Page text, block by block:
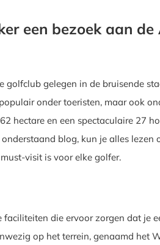
een bezoek aan
gelegen in de bruisende
onder toeristen, maar ook
hectare en een spectaculaire 27
blog, kun je alles lezen
visit is voor elke golfer.
die ervoor zorgen dat je
op het terrein, genaamd het